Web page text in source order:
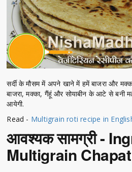
सर्दी के मौसम में अपने खाने में हमें बाजरा और
बाजरा, मक्का, गैंहूं और सोयाबीन के आटे से बनी
आयेगी.
Read - Multigrain roti recipe in
आवश्यक सामग्री -
Multigrain